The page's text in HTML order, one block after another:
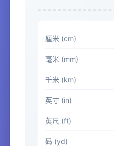
厘米 (cm)
毫米 (mm)
千米 (km)
英寸 (in)
英尺 (ft)
码 (yd)